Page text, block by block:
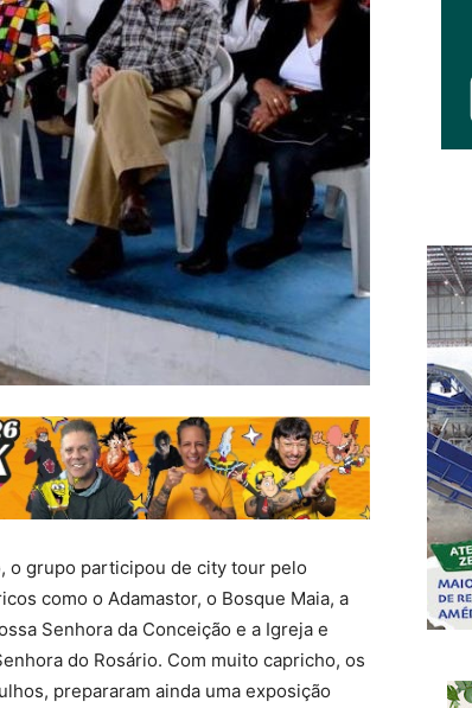
o grupo participou de city tour pelo
como o Adamastor, o Bosque Maia, a
Senhora da Conceição e a Igreja e
do Rosário. Com muito capricho, os
prepararam ainda uma exposição